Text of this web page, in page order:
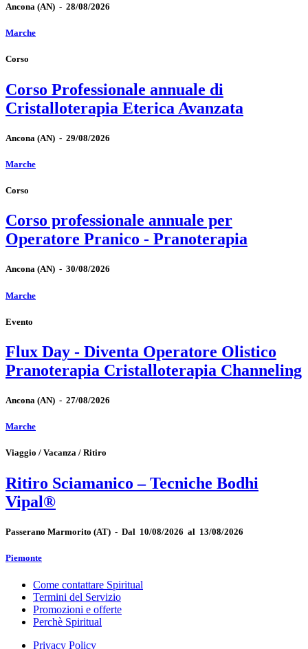
Ancona (AN) - 28/08/2026
Marche
Corso
Corso Professionale annuale di
Cristalloterapia Eterica Avanzata
Ancona (AN) - 29/08/2026
Marche
Corso
Corso professionale annuale per
Operatore Pranico - Pranoterapia
Ancona (AN) - 30/08/2026
Marche
Evento
Flux Day - Diventa Operatore Olistico
Pranoterapia Cristalloterapia Channeling
Ancona (AN) - 27/08/2026
Marche
Viaggio / Vacanza / Ritiro
Ritiro Sciamanico – Tecniche Bodhi
Vipal®
Passerano Marmorito (AT) - Dal 10/08/2026 al 13/08/2026
Piemonte
Come contattare Spiritual
Termini del Servizio
Promozioni e offerte
Perchè Spiritual
Privacy Policy